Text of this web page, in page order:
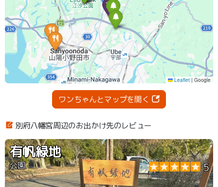
ワンちゃんとマップを開く
別府八幡宮周辺のお出かけ先のレビュー
有帆緑地
公園 5